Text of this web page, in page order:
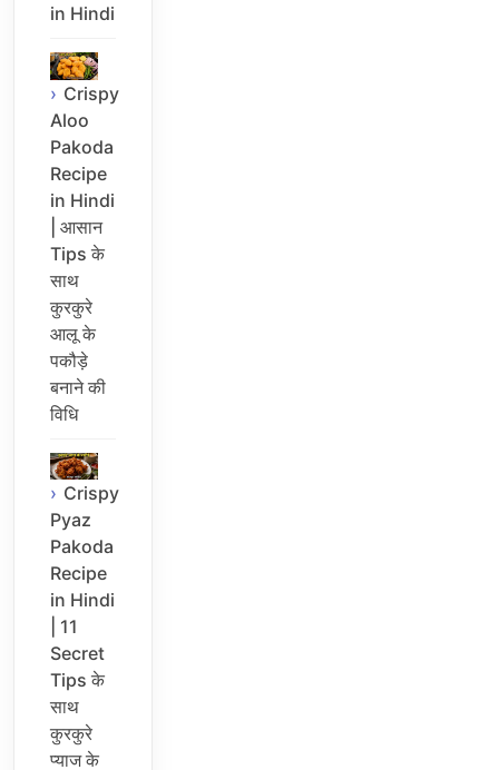
in Hindi
Crispy
Aloo
Pakoda
Recipe
in Hindi
| आसान
Tips के
साथ
कुरकुरे
आलू के
पकौड़े
बनाने की
विधि
Crispy
Pyaz
Pakoda
Recipe
in Hindi
| 11
Secret
Tips के
साथ
कुरकुरे
प्याज के